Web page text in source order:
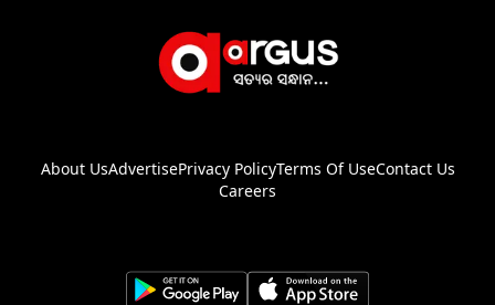
About UsAdvertisePrivacy PolicyTerms Of UseContact Us
Careers